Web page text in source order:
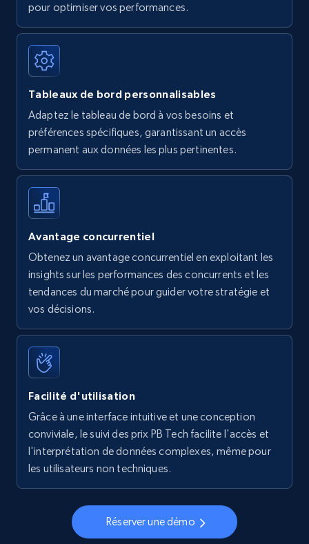
pour optimiser vos performances.
Tableaux de bord personnalisables
Adaptez le tableau de bord à vos besoins et
préférences spécifiques, garantissant un accès
permanent aux données les plus pertinentes.
Avantage concurrentiel
Obtenez un avantage concurrentiel en exploitant les
insights sur les performances des concurrents et les
tendances du marché pour guider votre stratégie et
vos décisions.
Facilité d'utilisation
Grâce à une interface intuitive et une conception
conviviale, le suivi des prix PB Tech facilite l'accès et
l'interprétation de données complexes, même pour
les utilisateurs non techniques.
Réserver une démo